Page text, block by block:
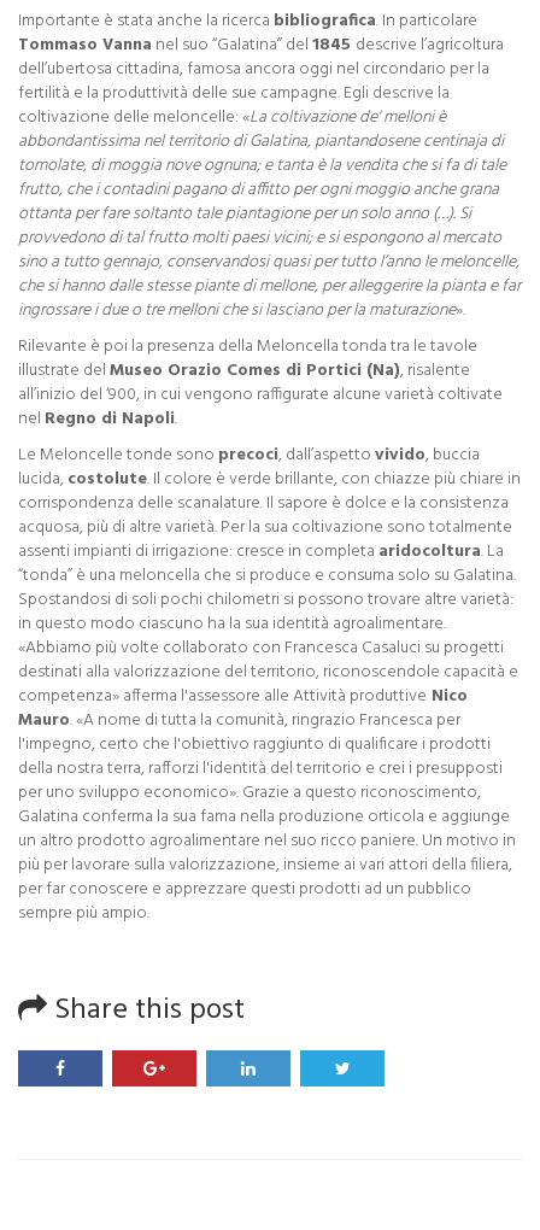
Importante è stata anche la ricerca bibliografica. In particolare
Tommaso Vanna nel suo “Galatina” del1845 descrive l’agricoltura
dell’ubertosa cittadina, famosa ancora oggi nel circondario per la
fertilità e la produttività delle sue campagne. Egli descrive la
coltivazione delle meloncelle: «La coltivazione de' melloni è
abbondantissima nel territorio di Galatina, piantandosene centinaja di
tomolate, di moggia nove ognuna; e tanta è la vendita che si fa di tale
frutto, che i contadini pagano di affitto per ogni moggio anche grana
ottanta per fare soltanto tale piantagione per un solo anno (…). Si
provvedono di tal frutto molti paesi vicini; e si espongono al mercato
sino a tutto gennajo, conservandosi quasi per tutto l’anno le meloncelle,
che si hanno dalle stesse piante di mellone, per alleggerire la pianta e far
ingrossare i due o tre melloni che si lasciano per la maturazione».
Rilevante è poi la presenza della Meloncella tonda tra le tavole
illustrate delMuseo Orazio Comes di Portici (Na), risalente
all’inizio del ‘900, in cui vengono raffigurate alcune varietà coltivate
nel Regno di Napoli.
Le Meloncelle tonde sono precoci, dall’aspettovivido, buccia
lucida, costolute. Il colore è verde brillante, con chiazze più chiare in
corrispondenza delle scanalature. Il sapore è dolce e la consistenza
acquosa, più di altre varietà. Per la sua coltivazione sono totalmente
assenti impianti di irrigazione: cresce in completa aridocoltura. La
“tonda” è una meloncella che si produce e consuma solo su Galatina.
Spostandosi di soli pochi chilometri si possono trovare altre varietà:
in questo modo ciascuno ha la sua identità agroalimentare.
«Abbiamo più volte collaborato con Francesca Casaluci su progetti
destinati alla valorizzazione del territorio, riconoscendole capacità e
competenza» afferma l'assessore alle Attività produttive Nico
Mauro. «A nome di tutta la comunità, ringrazio Francesca per
l'impegno, certo che l'obiettivo raggiunto di qualificare i prodotti
della nostra terra, rafforzi l'identità del territorio e crei i presupposti
per uno sviluppo economico». Grazie a questo riconoscimento,
Galatina conferma la sua fama nella produzione orticola e aggiunge
un altro prodotto agroalimentare nel suo ricco paniere. Un motivo in
più per lavorare sulla valorizzazione, insieme ai vari attori della filiera,
per far conoscere e apprezzare questi prodotti ad un pubblico
sempre più ampio.
Share this post